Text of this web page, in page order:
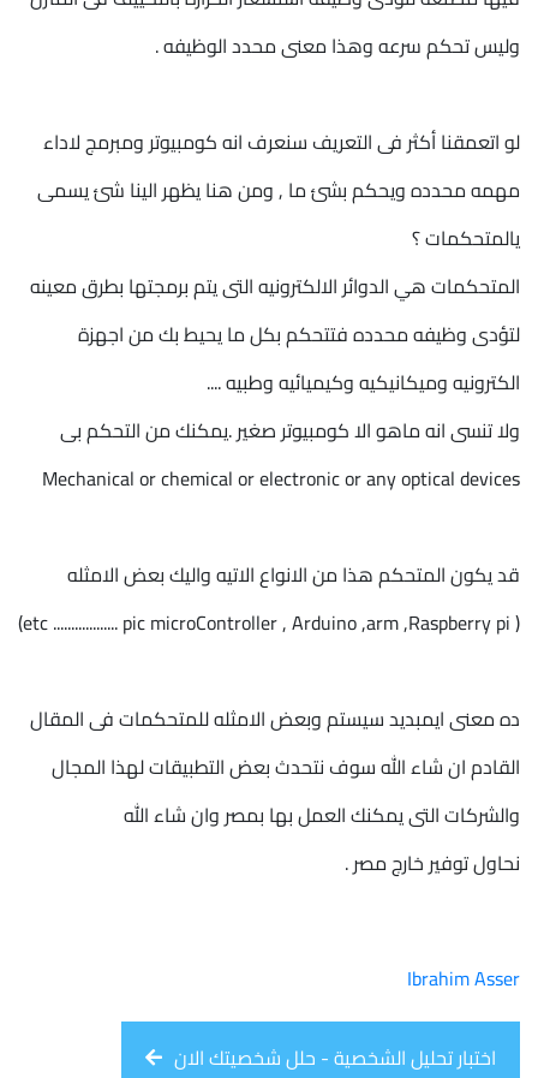
وليس تحكم سرعه وهذا معنى محدد الوظيفه .
لو اتعمقنا أكثر فى التعريف سنعرف انه كومبيوتر ومبرمج لاداء
مهمه محدده ويحكم بشئ ما , ومن هنا يظهر الينا شئ يسمى
يالمتحكمات ؟
المتحكمات هي الدوائر الالكترونيه التى يتم برمجتها بطرق معينه
لتؤدى وظيفه محدده فتتحكم بكل ما يحيط بك من اجهزة
الكترونيه وميكانيكيه وكيميائيه وطبيه ....
ولا تنسى انه ماهو الا كومبيوتر صغير .يمكنك من التحكم بى
Mechanical or chemical or electronic or any optical devices
قد يكون المتحكم هذا من الانواع الاتيه واليك بعض الامثله
( etc .................. pic microController , Arduino ,arm ,Raspberry pi)
ده معنى ايمبديد سيستم وبعض الامثله للمتحكمات فى المقال
القادم ان شاء الله سوف نتحدث بعض التطبيقات لهذا المجال
والشركات التى يمكنك العمل بها بمصر وان شاء الله
نحاول توفير خارج مصر .
Ibrahim Asser
اختبار تحليل الشخصية - حلل شخصيتك الان